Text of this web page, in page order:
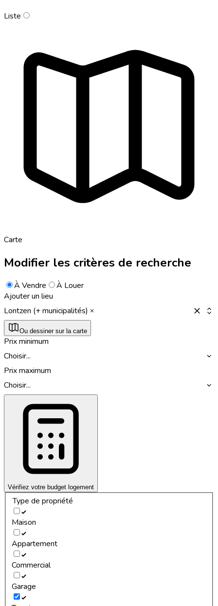
Liste
Carte
Modifier les critères de recherche
À Vendre
À Louer
Ajouter un lieu
Lontzen (+ municipalités)
Ou dessiner sur la carte
Prix minimum
Choisir...
Prix maximum
Choisir...
Vérifiez votre budget logement
Type de propriété
Maison
Appartement
Commercial
Garage